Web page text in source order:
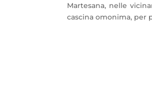
Martesana, nelle
cascina omonima, per